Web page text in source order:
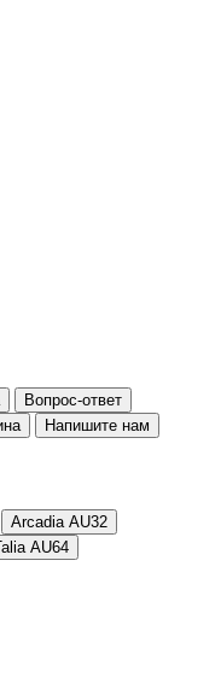
Вопрос-ответ
Напишите нам
Arcadia AU32
AU64